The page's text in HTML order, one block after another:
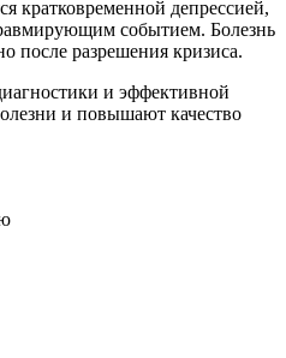
кратковременной депрессией,
событием. Болезнь
после разрешения кризиса.
и эффективной
и повышают качество